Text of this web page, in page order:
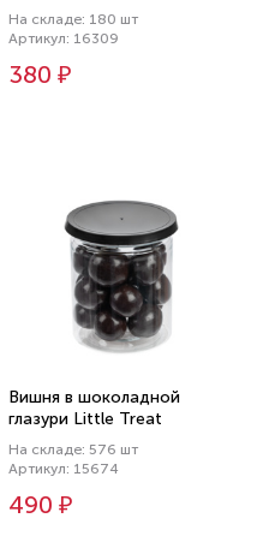
На складе: 180 шт
Артикул: 16309
380 ₽
Вишня в шоколадной
глазури Little Treat
На складе: 576 шт
Артикул: 15674
490 ₽